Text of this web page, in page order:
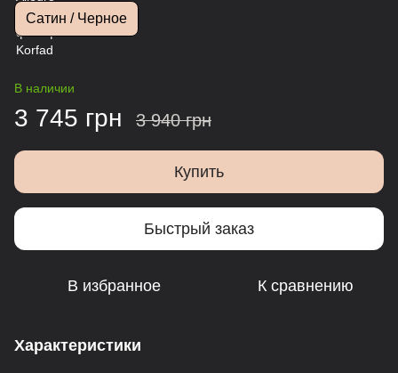
Сатин / Черное
В наличии
3 745 грн 3 940 грн
Купить
Быстрый заказ
В избранное К сравнению
Характеристики